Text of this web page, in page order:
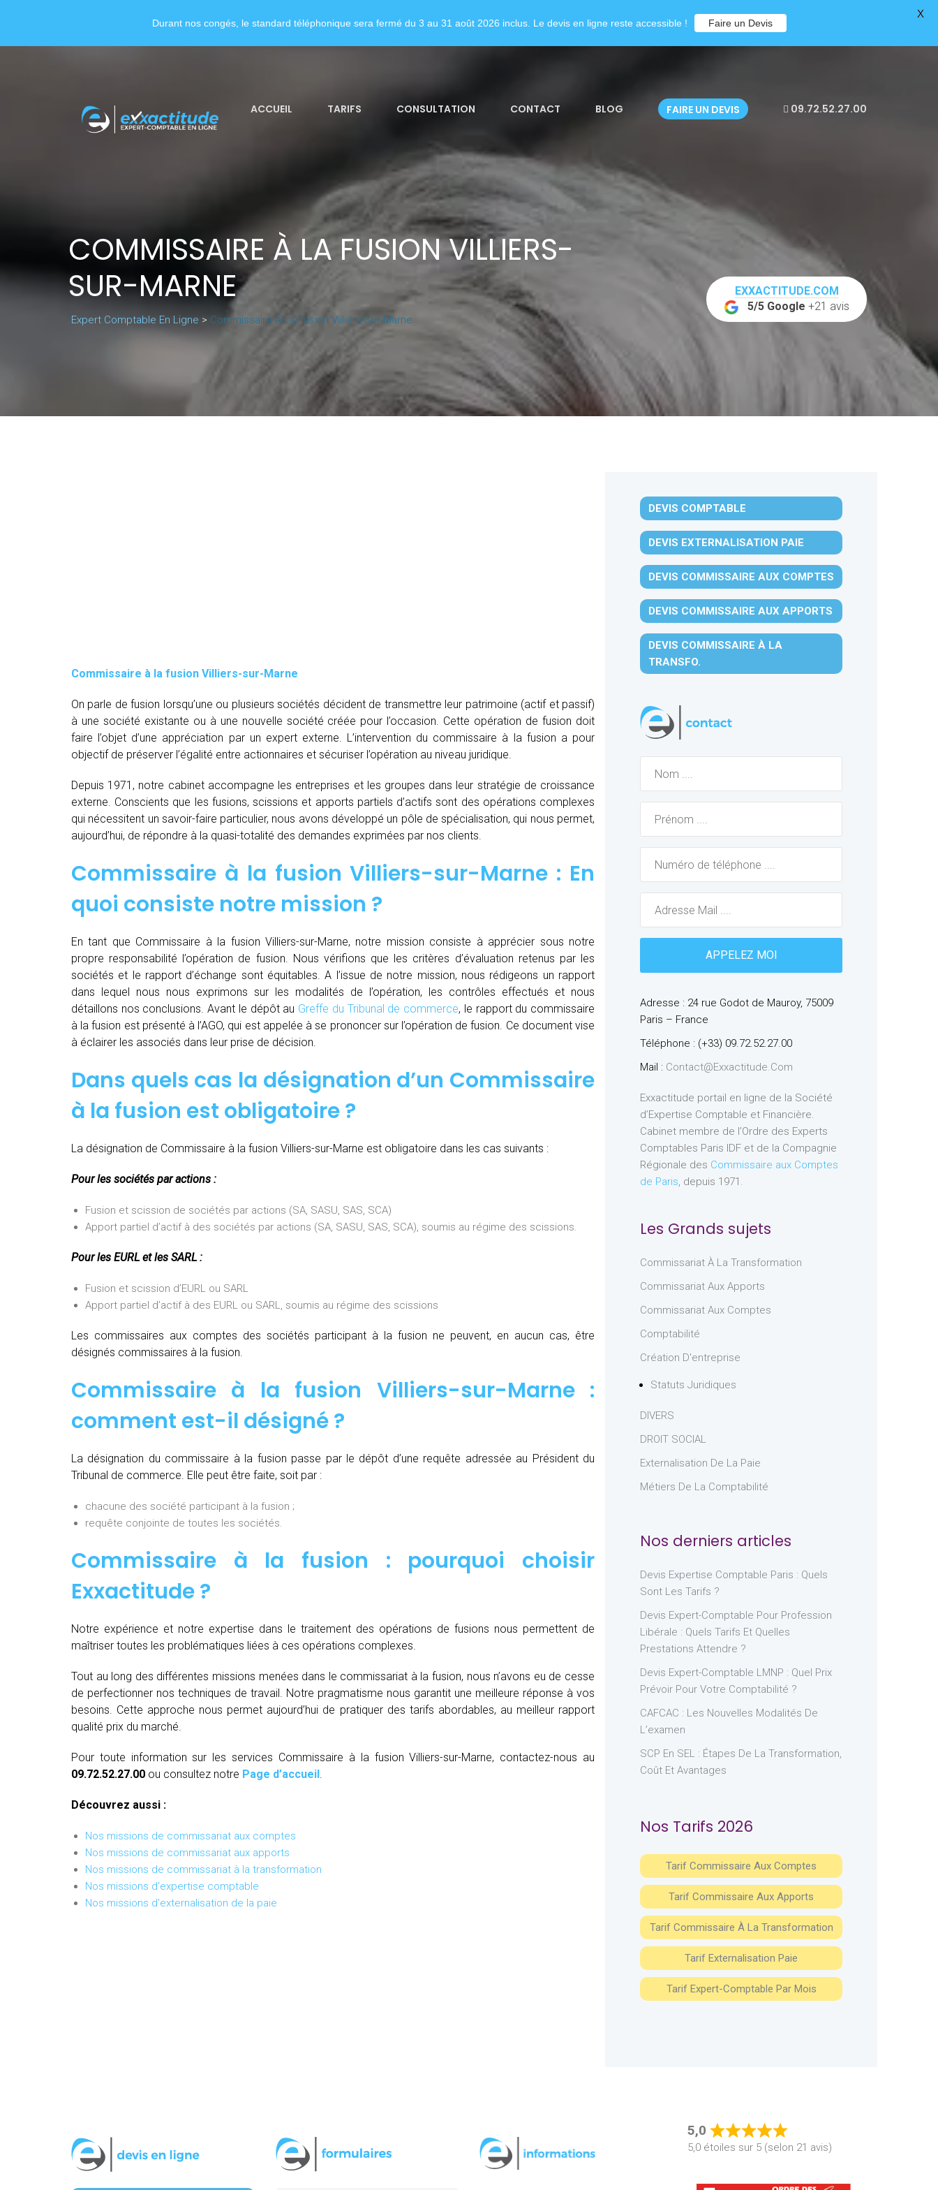
ACCUEIL TARIFS CONSULTATION CONTACT BLOG FAIRE UN DEVIS 09.72.52.27.00
COMMISSAIRE À LA FUSION VILLIERS-
SUR-MARNE
Expert Comptable En Ligne > Commissaire À La Fusion Villiers-Sur-Marne
EXXACTITUDE.COM
5/5 Google +21 avis
Commissaire à la fusion Villiers-sur-Marne
On parle de fusion lorsqu’une ou plusieurs sociétés décident de transmettre leur patrimoine (actif et passif)
à une société existante ou à une nouvelle société créée pour l’occasion. Cette opération de fusion doit
faire l’objet d’une appréciation par un expert externe. L’intervention du commissaire à la fusion a pour
objectif de préserver l’égalité entre actionnaires et sécuriser l’opération au niveau juridique.
Depuis 1971, notre cabinet accompagne les entreprises et les groupes dans leur stratégie de croissance
externe. Conscients que les fusions, scissions et apports partiels d’actifs sont des opérations complexes
qui nécessitent un savoir-faire particulier, nous avons développé un pôle de spécialisation, qui nous permet,
aujourd’hui, de répondre à la quasi-totalité des demandes exprimées par nos clients.
Commissaire à la fusion Villiers-sur-Marne : En
quoi consiste notre mission ?
En tant que Commissaire à la fusion Villiers-sur-Marne, notre mission consiste à apprécier sous notre
propre responsabilité l’opération de fusion. Nous vérifions que les critères d’évaluation retenus par les
sociétés et le rapport d’échange sont équitables. A l’issue de notre mission, nous rédigeons un rapport
dans lequel nous nous exprimons sur les modalités de l’opération, les contrôles effectués et nous
détaillons nos conclusions. Avant le dépôt au Greffe du Tribunal de commerce, le rapport du commissaire
à la fusion est présenté à l’AGO, qui est appelée à se prononcer sur l’opération de fusion. Ce document vise
à éclairer les associés dans leur prise de décision.
Dans quels cas la désignation d’un Commissaire
à la fusion est obligatoire ?
La désignation de Commissaire à la fusion Villiers-sur-Marne est obligatoire dans les cas suivants :
Pour les sociétés par actions :
Fusion et scission de sociétés par actions (SA, SASU, SAS, SCA)
Apport partiel d’actif à des sociétés par actions (SA, SASU, SAS, SCA), soumis au régime des scissions.
Pour les EURL et les SARL :
Fusion et scission d’EURL ou SARL
Apport partiel d’actif à des EURL ou SARL, soumis au régime des scissions
Les commissaires aux comptes des sociétés participant à la fusion ne peuvent, en aucun cas, être
désignés commissaires à la fusion.
Commissaire à la fusion Villiers-sur-Marne :
comment est-il désigné ?
La désignation du commissaire à la fusion passe par le dépôt d’une requête adressée au Président du
Tribunal de commerce. Elle peut être faite, soit par :
chacune des société participant à la fusion ;
requête conjointe de toutes les sociétés.
Commissaire à la fusion : pourquoi choisir
Exxactitude ?
Notre expérience et notre expertise dans le traitement des opérations de fusions nous permettent de
maîtriser toutes les problématiques liées à ces opérations complexes.
Tout au long des différentes missions menées dans le commissariat à la fusion, nous n’avons eu de cesse
de perfectionner nos techniques de travail. Notre pragmatisme nous garantit une meilleure réponse à vos
besoins. Cette approche nous permet aujourd’hui de pratiquer des tarifs abordables, au meilleur rapport
qualité prix du marché.
Pour toute information sur les services Commissaire à la fusion Villiers-sur-Marne, contactez-nous au
09.72.52.27.00 ou consultez notre Page d’accueil.
Découvrez aussi :
Nos missions de commissariat aux comptes
Nos missions de commissariat aux apports
Nos missions de commissariat à la transformation
Nos missions d'expertise comptable
Nos missions d'externalisation de la paie
DEVIS COMPTABLE
DEVIS EXTERNALISATION PAIE
DEVIS COMMISSAIRE AUX COMPTES
DEVIS COMMISSAIRE AUX APPORTS
DEVIS COMMISSAIRE À LA
TRANSFO.
Adresse : 24 rue Godot de Mauroy, 75009
Paris – France
Téléphone : (+33) 09.72.52.27.00
Mail : Contact@exxactitude.com
Exxactitude portail en ligne de la Société
d’Expertise Comptable et Financière.
Cabinet membre de l’Ordre des Experts
Comptables Paris IDF et de la Compagnie
Régionale des Commissaire aux Comptes
de Paris, depuis 1971.
Les Grands sujets
Commissariat À La Transformation
Commissariat Aux Apports
Commissariat Aux Comptes
Comptabilité
Création D'entreprise
Statuts Juridiques
DIVERS
DROIT SOCIAL
Externalisation De La Paie
Métiers De La Comptabilité
Nos derniers articles
Devis Expertise Comptable Paris : Quels
Sont Les Tarifs ?
Devis Expert-Comptable Pour Profession
Libérale : Quels Tarifs Et Quelles
Prestations Attendre ?
Devis Expert-Comptable LMNP : Quel Prix
Prévoir Pour Votre Comptabilité ?
CAFCAC : Les Nouvelles Modalités De
L’examen
SCP En SEL : Étapes De La Transformation,
Coût Et Avantages
Nos Tarifs 2026
Tarif Commissaire Aux Comptes
Tarif Commissaire Aux Apports
Tarif Commissaire À La Transformation
Tarif Externalisation Paie
Tarif Expert-Comptable Par Mois
5,0
Rated
5,0
5,0 étoiles sur 5 (selon 21 avis)
Durant nos congés, le standard téléphonique sera fermé du 3 au 31 août 2026 inclus. Le devis en ligne reste accessible ! Faire un Devis
X